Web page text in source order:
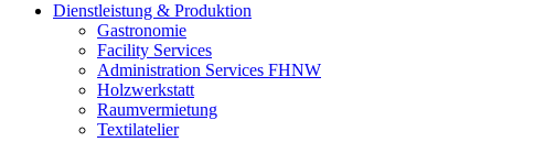
Dienstleistung & Produktion
Gastronomie
Facility Services
Administration Services FHNW
Holzwerkstatt
Raumvermietung
Textilatelier